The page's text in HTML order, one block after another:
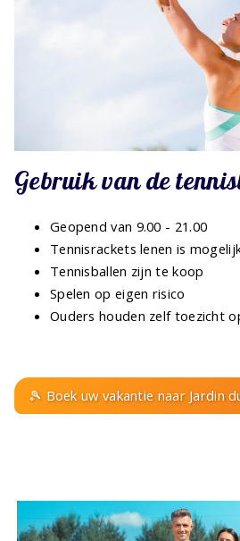
Gebruik van de
Geopend van 9.00 - 21.00
Tennisrackets lenen is
Tennisballen zijn te koop
Spelen op eigen risico
Ouders houden zelf toezicht
🎾 Boek uw vakantie naar Jardin